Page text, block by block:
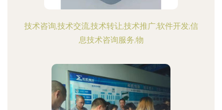
技术咨询,技术交流,技术转让,技术推广;软件开发;信
息技术咨询服务;物